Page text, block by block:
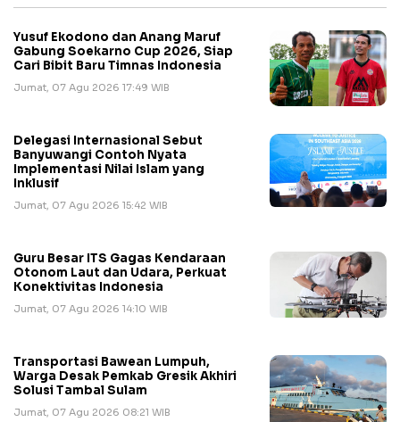
Yusuf Ekodono dan Anang Maruf
Gabung Soekarno Cup 2026, Siap
Cari Bibit Baru Timnas Indonesia
Jumat, 07 Agu 2026 17:49 WIB
Delegasi Internasional Sebut
Banyuwangi Contoh Nyata
Implementasi Nilai Islam yang
Inklusif
Jumat, 07 Agu 2026 15:42 WIB
Guru Besar ITS Gagas Kendaraan
Otonom Laut dan Udara, Perkuat
Konektivitas Indonesia
Jumat, 07 Agu 2026 14:10 WIB
Transportasi Bawean Lumpuh,
Warga Desak Pemkab Gresik Akhiri
Solusi Tambal Sulam
Jumat, 07 Agu 2026 08:21 WIB